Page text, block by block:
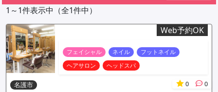
1～1件表示中（全1件中）
Web予約OK
フェイシャル ネイル
フットネイル
ヘアサロン
ヘッドスパ
名護市 0 0